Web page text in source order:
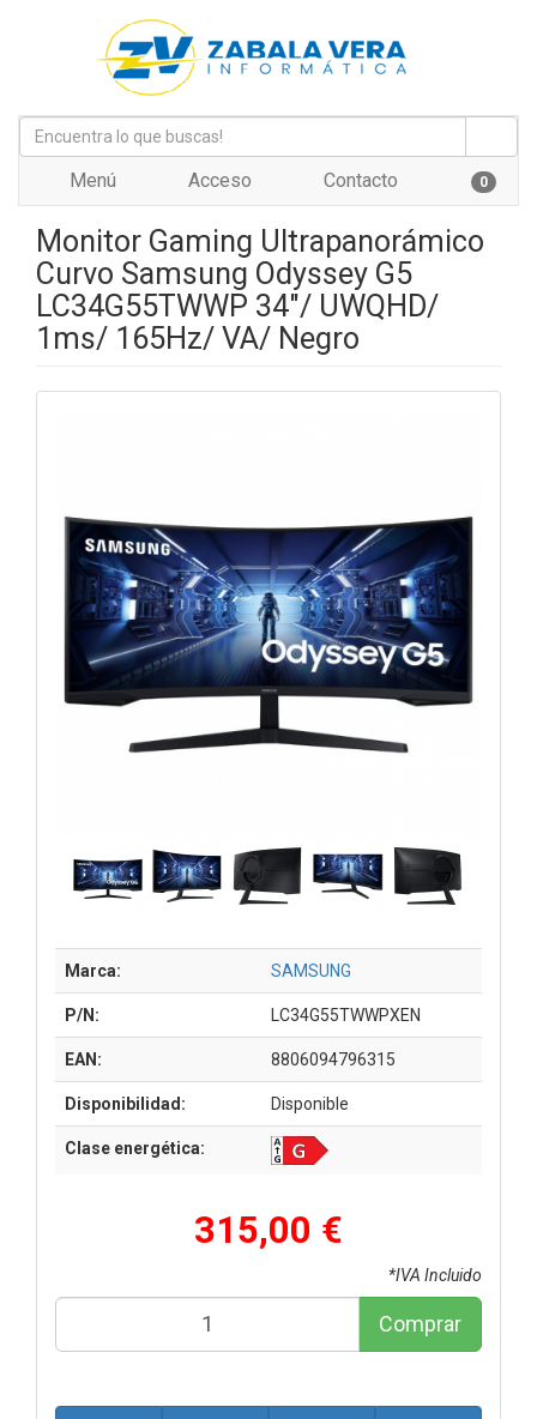
Menú Acceso Contacto 0
Monitor Gaming Ultrapanorámico
Curvo Samsung Odyssey G5
LC34G55TWWP 34"/ UWQHD/
1ms/ 165Hz/ VA/ Negro
Marca: SAMSUNG
P/N: LC34G55TWWPXEN
EAN: 8806094796315
Disponibilidad: Disponible
Clase energética:
315,00 €
*IVA Incluido
Comprar